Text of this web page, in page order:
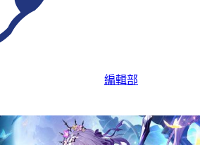
編輯部